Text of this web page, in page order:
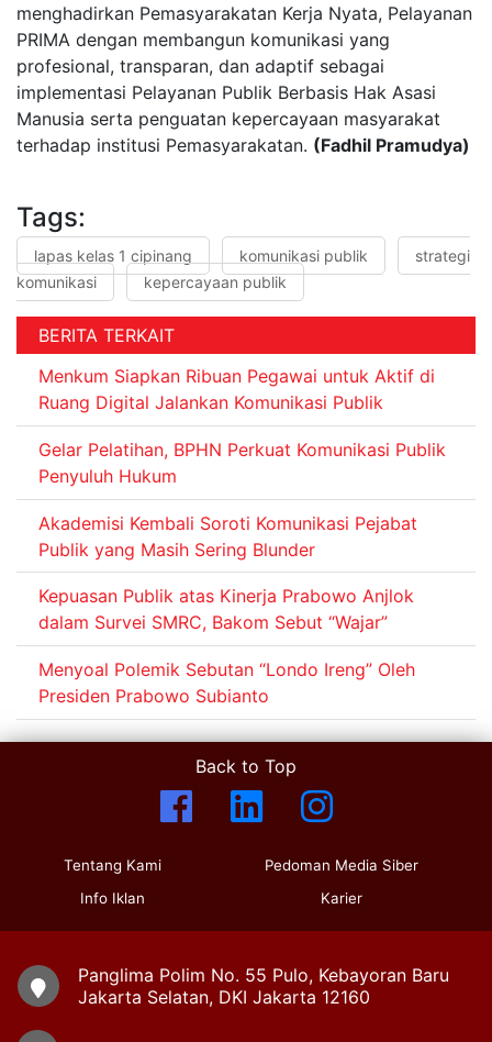
menghadirkan Pemasyarakatan Kerja Nyata, Pelayanan
PRIMA dengan membangun komunikasi yang
profesional, transparan, dan adaptif sebagai
implementasi Pelayanan Publik Berbasis Hak Asasi
Manusia serta penguatan kepercayaan masyarakat
terhadap institusi Pemasyarakatan. (Fadhil Pramudya)
Tags:
lapas kelas 1 cipinang komunikasi publik
strategi
komunikasi
kepercayaan publik
BERITA TERKAIT
Menkum Siapkan Ribuan Pegawai untuk Aktif di
Ruang Digital Jalankan Komunikasi Publik
Gelar Pelatihan, BPHN Perkuat Komunikasi Publik
Penyuluh Hukum
Akademisi Kembali Soroti Komunikasi Pejabat
Publik yang Masih Sering Blunder
Kepuasan Publik atas Kinerja Prabowo Anjlok
dalam Survei SMRC, Bakom Sebut “Wajar”
Menyoal Polemik Sebutan “Londo Ireng” Oleh
Presiden Prabowo Subianto
Back to Top
Tentang Kami
Info Iklan
Pedoman Media Siber
Karier
Panglima Polim No. 55 Pulo, Kebayoran Baru
Jakarta Selatan, DKI Jakarta 12160